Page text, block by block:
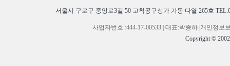
서울시 구로구 중앙로3길 50 고척공구상가 가동 다열 265호
사업자번호 :444-17-00533 | 대표:박종하 |개인정
Copyright ©